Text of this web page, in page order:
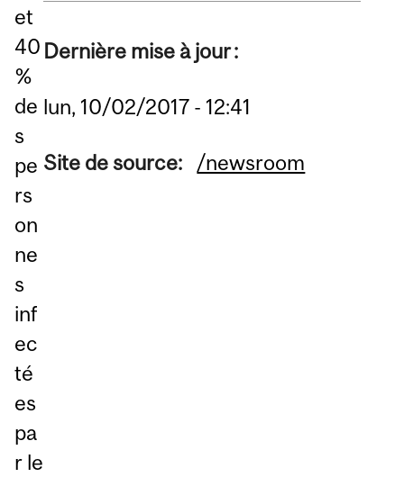
et
40
%
de
s
pe
rs
on
ne
s
inf
ec
té
es
pa
r le
Dernière mise à jour :
lun, 10/02/2017 - 12:41
Site de source: /newsroom